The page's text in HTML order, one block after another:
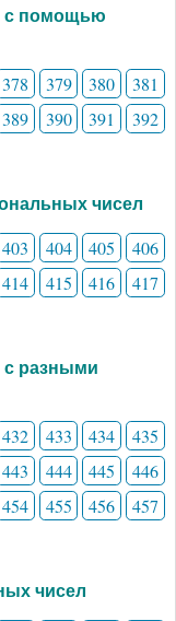
с помощью
378 379 380
381
389 390 391
392
чисел
403 404 405
406
414 415 416
417
с разными
432 433 434
435
443 444 445
446
454 455 456
457
чисел